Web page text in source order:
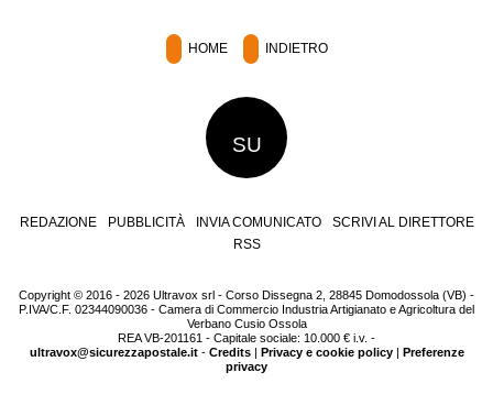
HOME INDIETRO
SU
REDAZIONE PUBBLICITÀ INVIA COMUNICATO
SCRIVI AL DIRETTORE
RSS
Copyright © 2016 - 2026 Ultravox srl - Corso Dissegna 2, 28845 Domodossola (VB) -
P.IVA/C.F. 02344090036 - Camera di Commercio Industria Artigianato e Agricoltura del
Verbano Cusio Ossola
REA VB-201161 - Capitale sociale: 10.000 € i.v. -
ultravox@sicurezzapostale.it- Credits| Privacy e cookie policy| Preferenze
privacy